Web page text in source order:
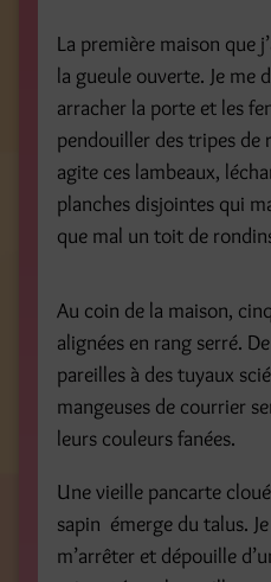
La première maison que
la gueule ouverte. Je me
arracher la porte et les
pendouiller des tripes de
agite ces lambeaux,
planches disjointes qui
que mal un toit de
Au coin de la maison,
alignées en rang serré.
pareilles à des tuyaux
mangeuses de courrier
leurs couleurs fanées.
Une vieille pancarte
sapin émerge du talus.
m’arrêter et dépouille